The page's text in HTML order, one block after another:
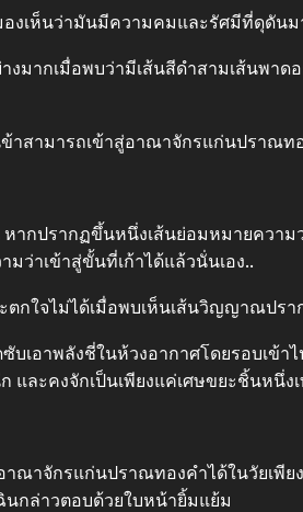
งเห็นว่ามันมีความคมและรัศมีที่ดุดัน
งมากเมื่อพบว่ามีเส้นสีดำสามเส้นพา
ามารถเข้าสู่อาณาจักรแก่นปราณทอ
กปรากฏขึ้นหนึ่งเส้นย่อมหมายควา
ว่าเข้าสู่ขั้นที่เก้าได้แล้วนั่นเอง..
กใจไม่ได้เมื่อพบเห็นเส้นวิญญาณปร
เอาพลังชี่ในห้วงอากาศโดยรอบเข้า
ละคงจักเป็นเพียงแค่เศษขยะชิ้นหนึ่งเ
ณาจักรแก่นปราณทองคำได้ในวัยเพี
นกล่าวตอบด้วยใบหน้ายิ้มแย้ม